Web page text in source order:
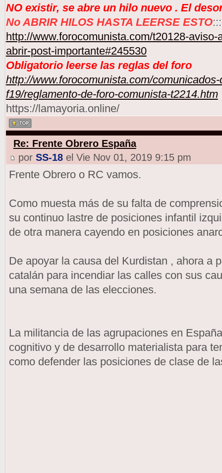
NO existir, se abre un hilo nuevo . El
No ABRIR HILOS HASTA LEERSE ESTO:::
http://www.forocomunista.com/t20128-
abrir-post-importante#245530
Obligatorio leerse las reglas del foro
http://www.forocomunista.com/
f19/reglamento-de-foro-comunista-t2214.htm
https://lamayoria.online/
Re: Frente Obrero España
por SS-18el Vie Nov 01, 2019 9:15 pm
Frente Obrero o RC vamos.
Como muesta más de su falta de
su continuo lastre de posiciones infantil
de otra manera cayendo en posiciones
De apoyar la causa del Kurdistan , ahora a
catalán para incendiar las calles con sus
una semana de las elecciones.
La militancia de las agrupaciones en
cognitivo y de desarrollo materialista para
como defender las posiciones de clase de